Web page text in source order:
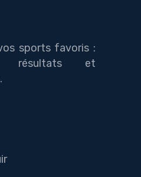
sports favoris :
résultats et